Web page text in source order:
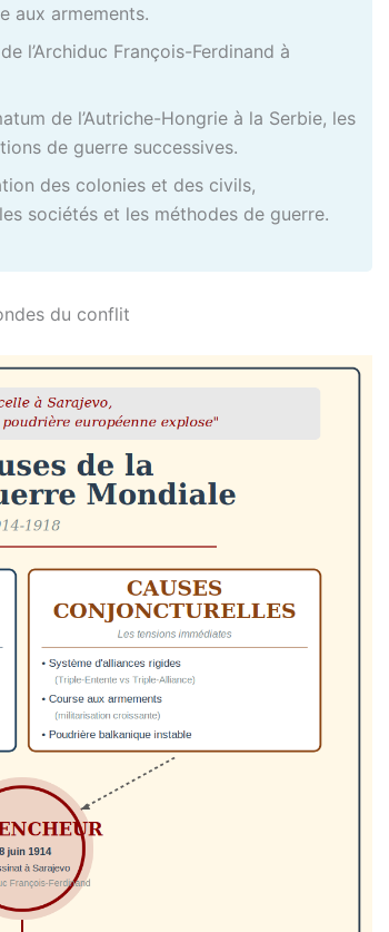
aux armements.
de l’Archiduc François-Ferdinand à
de l’Autriche-Hongrie à la Serbie, les
de guerre successives.
des colonies et des civils,
sociétés et les méthodes de guerre.
du conflit